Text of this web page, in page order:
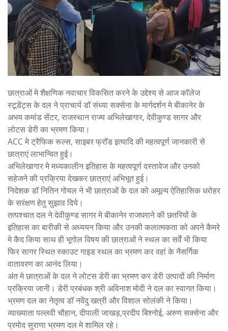
छात्राओं मे शैक्षणिक नवाचार विकसित करने के उद्देश्य से आज कॉलेज
स्टूडेंट्स के दल ने प्राचार्य डॉ संध्या सक्सेना के मार्गदर्शन मे बीकानेर के
अभय कमांड सेंटर, राजस्थान राज्य अभिलेखागार, देवीकुण्ड सागर और
लोटस डेरी का भ्रमण किया।
ACC मे ट्रैफिक रूल्स, साइबर फ्रॉड इत्यादि की महत्वपूर्ण जानकारी से
छात्राएं लाभान्वित हुई।
अभिलेखागार मे मध्यकालीन इतिहास के महत्वपूर्ण दस्तावेज और उनको
सहेजने की प्रक्रिया देखकर छात्राएं अभिभूत हुई।
निदेशक डॉ नितिन गोयल ने भी छात्राओं के दल को अमूल्य ऐतिहासिक धरोहर
के सरंक्षण हेतु सुझाव दिये।
तत्पश्चात दल ने देवीकुण्ड सागर मे बीकानेर राजघराने की छतरियों के
इतिहास का बारीकी से अध्ययन किया और उनकी कलात्मकता को अपने कैमरे
मे कैद किया साथ ही भूगोल विषय की छात्राओं ने स्थल का सर्वें भी किया
फिर सागर स्थित स्काउट गाइड स्थल का भ्रमण कर वहां के नैसर्गिक
वातावरण का आनंद लिया।
अंत मे छात्राओं के दल ने लोटस डेरी का भ्रमण कर डेरी उत्पादों की निर्माण
प्रक्रिया जानी। डेरी प्रबंधक श्री अविनाश मोदी ने दल का स्वागत किया।
भ्रमण दल का नेतृत्व डॉ नवेंदु खत्री और विशाल सोलंकी ने किया।
व्याख्याता पल्लवी चौहान, दीपाली जाखड़,प्रदीप बिश्नोई, अरुण सक्सेना और
प्रमोद सुराणा भ्रमण दल मे शामिल रहे।